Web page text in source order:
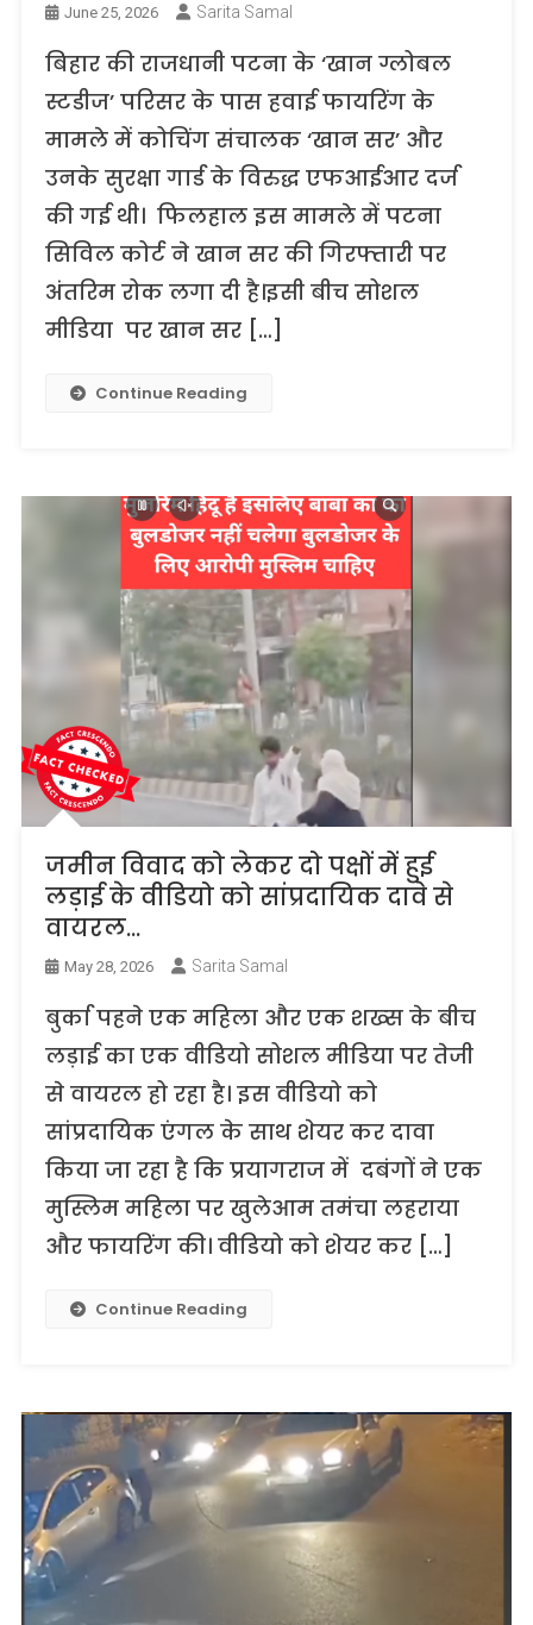
June 25, 2026 Sarita Samal
बिहार की राजधानी पटना के ‘खान ग्लोबल
स्टडीज’ परिसर के पास हवाई फायरिंग के
मामले में कोचिंग संचालक ‘खान सर’ और
उनके सुरक्षा गार्ड के विरुद्ध एफआईआर दर्ज
की गई थी। फिलहाल इस मामले में पटना
सिविल कोर्ट ने खान सर की गिरफ्तारी पर
अंतरिम रोक लगा दी है।इसी बीच सोशल
मीडिया पर खान सर […]
Continue Reading
जमीन विवाद को लेकर दो पक्षों में हुई
लड़ाई के वीडियो को सांप्रदायिक दावे से
वायरल…
May 28, 2026 Sarita Samal
बुर्का पहने एक महिला और एक शख्स के बीच
लड़ाई का एक वीडियो सोशल मीडिया पर तेजी
से वायरल हो रहा है। इस वीडियो को
सांप्रदायिक एंगल के साथ शेयर कर दावा
किया जा रहा है कि प्रयागराज में दबंगों ने एक
मुस्लिम महिला पर खुलेआम तमंचा लहराया
और फायरिंग की। वीडियो को शेयर कर […]
Continue Reading